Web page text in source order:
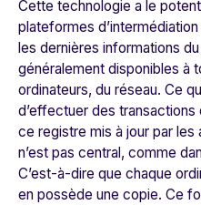
Cette technologie a le
plateformes
les dernières informations
généralement disponibles à
ordinateurs, du réseau. Ce
d’effectuer des transactions
ce registre mis à jour par
n’est pas central, comme
C’est-à-dire que chaque
en possède une copie. Ce